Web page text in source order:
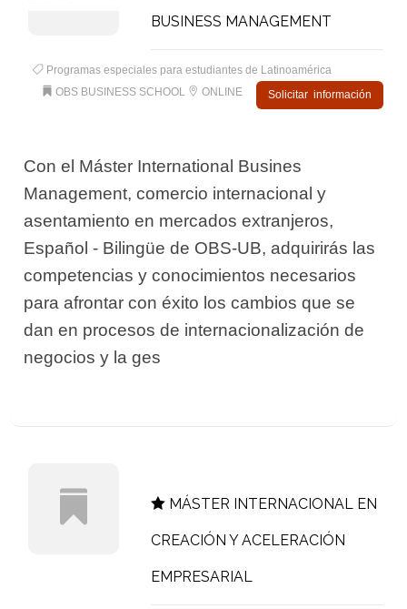
BUSINESS MANAGEMENT
Programas especiales para estudiantes de Latinoamérica
OBS BUSINESS SCHOOL
ONLINE Solicitar información
Con el Máster International Busines
Management, comercio internacional y
asentamiento en mercados extranjeros,
Español - Bilingüe de OBS-UB, adquirirás las
competencias y conocimientos necesarios
para afrontar con éxito los cambios que se
dan en procesos de internacionalización de
negocios y la ges
MÁSTER INTERNACIONAL EN
CREACIÓN Y ACELERACIÓN
EMPRESARIAL